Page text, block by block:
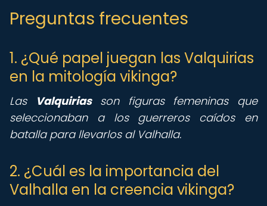
Preguntas frecuentes
1. ¿Qué papel juegan las Valquirias
en la mitología vikinga?
Las Valquiriasson figuras femeninas que
seleccionaban a los guerreros caídos en
batalla para llevarlos al Valhalla.
2. ¿Cuál es la importancia del
Valhalla en la creencia vikinga?